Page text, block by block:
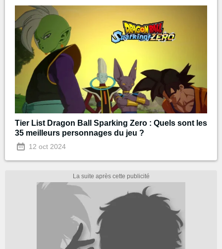
Tier List Dragon Ball Sparking Zero : Quels sont les
35 meilleurs personnages du jeu ?
12 oct 2024